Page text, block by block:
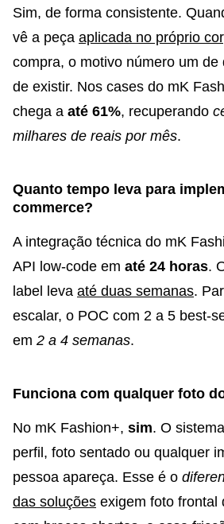
Sim, de forma consistente.
vê a peça aplicada no próprio
compra, o motivo número um de
de existir. Nos cases do mK
chega a até 61%, recuperando
milhares de reais por mês.
Quanto tempo leva para
commerce?
A integração técnica do mK
API low-code em até 24 horas.
label leva até duas semanas.
escalar, o POC com 2 a 5 best-
em 2 a 4 semanas.
Funciona com qualquer foto
No mK Fashion+, sim. O
perfil, foto sentado ou qualquer
pessoa apareça. Esse é o
das soluções exigem foto frontal